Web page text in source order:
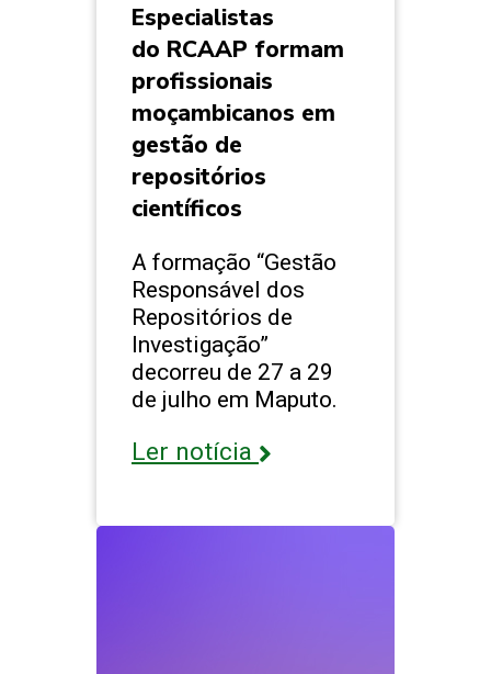
Especialistas
do RCAAP formam
profissionais
moçambicanos em
gestão de
repositórios
científicos
A formação “Gestão
Responsável dos
Repositórios de
Investigação”
decorreu de 27 a 29
de julho em Maputo.
Ler notícia